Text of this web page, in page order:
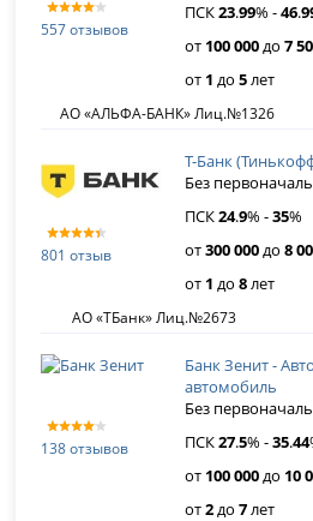
557 отзывов
ПСК23.99% -46.
от 100 000до7
от 1 до5лет
АО «АЛЬФА-БАНК» Лиц.№1326
801 отзыв
Т-Банк
Без
ПСК24.9% -35%
от300 000до8
от 1 до8лет
АО «ТБанк» Лиц.№2673
138 отзывов
Банк Зенит -
автомобиль
Без
ПСК27.5% -35.44
от 100 000до 10
от2до7лет